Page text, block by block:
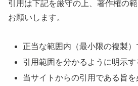
引用は下記を厳守の上、著作権の
お願いします。
正当な範囲内（最小限の複製）
引用範囲を分かるように明示す
当サイトからの引用である旨